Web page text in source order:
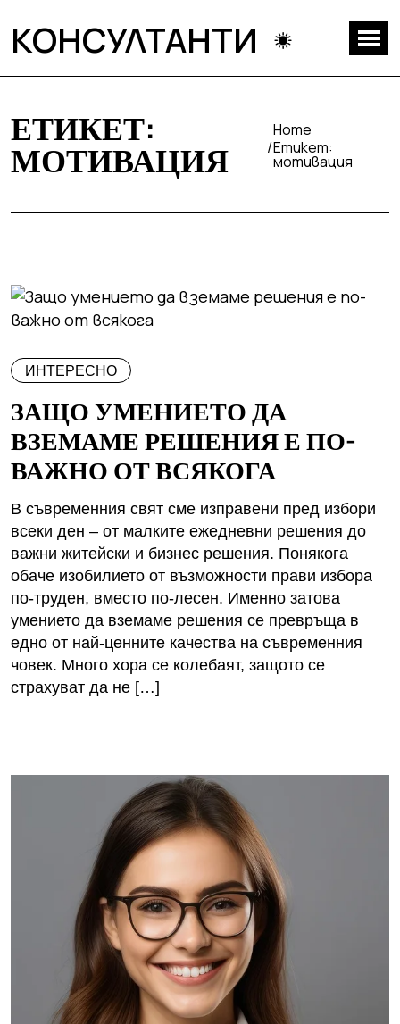
КОНСУЛТАНТИ
ЕТИКЕТ:
МОТИВАЦИЯ
Home
Етикет:
мотивация
ИНТЕРЕСНО
ЗАЩО УМЕНИЕТО ДА
ВЗЕМАМЕ РЕШЕНИЯ Е ПО-
ВАЖНО ОТ ВСЯКОГА
В съвременния свят сме изправени пред избори
всеки ден – от малките ежедневни решения до
важни житейски и бизнес решения. Понякога
обаче изобилието от възможности прави избора
по-труден, вместо по-лесен. Именно затова
умението да вземаме решения се превръща в
едно от най-ценните качества на съвременния
човек. Много хора се колебаят, защото се
страхуват да не […]